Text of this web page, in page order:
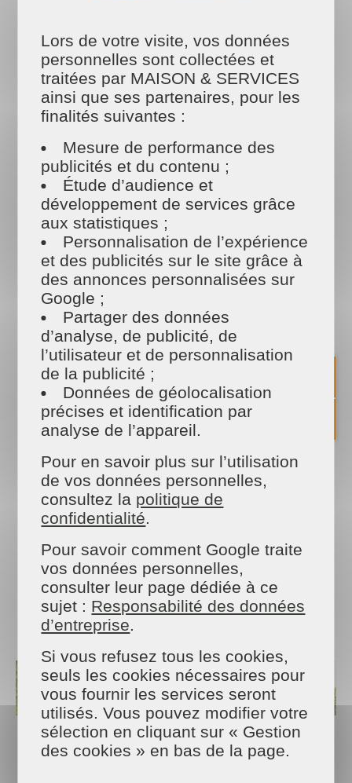
Que vous ayez un petit jardin ou un vaste
terrain,MAISON ET SERVICES Chambéry
pour vous aider à créer et entretenir l'espace
vert de vos rêves. Voici quelques-uns des
services proposés :
Tonte de pelouse et entretien du gazon
Taille de haies
Taille d'arbuste
Désherbage et entretien des massifs
Évacuation des déchets verts
Ramassage des feuilles et des déchets verts
Débroussaillage de terrains
Conseils pour l'entretien de vos plantes
(diagnostic et traitement des maladies), préparer
votre jardin pour la saison de l'hiver, des solutions
écologiques..
Des jardiniers qui seront disponible à donner du
vie à votre jardin toute l'année. Vous pouvez
compter sur les compétences, le sérieux et la
qualité de nos services pour chaque surface de
votre jardin.
Pour l'élagage et l'abattage d'arbres, les
entreprises du secteur des services à la personne
arbres. Nous vous conseillons de faire appel à
une entreprise composée de professionnels de
l’abattage et du démontage.
Pour le nettoyage de votre terrasse (en bois ou
en carrelage) ou votre piscine, veuillez nous
contacter par téléphone pour obtenir plus
d'informations.
N'hésitez plus et demandez un devis gratuit et
sans engagement !
Comment contacterMAISON ET
Lors de votre visite, vos données
personnelles sont collectées et
traitées par MAISON & SERVICES
ainsi que ses partenaires, pour les
finalités suivantes :
Mesure de performance des
publicités et du contenu ;
Étude d’audience et
développement de services grâce
aux statistiques ;
Personnalisation de l’expérience
et des publicités sur le site grâce à
des annonces personnalisées sur
Google ;
Partager des données
d’analyse, de publicité, de
l’utilisateur et de personnalisation
de la publicité ;
Données de géolocalisation
précises et identification par
analyse de l’appareil.
Pour en savoir plus sur l’utilisation
de vos données personnelles,
consultez la politique de
confidentialité.
Pour savoir comment Google traite
vos données personnelles,
consulter leur page dédiée à ce
sujet : Responsabilité des données
d’entreprise.
Si vous refusez tous les cookies,
seuls les cookies nécessaires pour
vous fournir les services seront
utilisés. Vous pouvez modifier votre
sélection en cliquant sur « Gestion
des cookies » en bas de la page.